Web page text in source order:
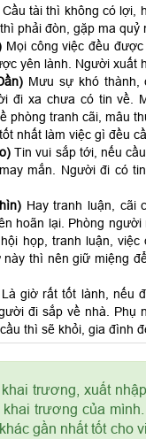
Cầu tài thì không có lợi,
phải đòn, gặp ma quỷ
Mọi công việc đều
yên lành. Người xuất
Mưu sự khó thành,
đi xa chưa có tin về.
phòng tranh cãi, mâu
nhất làm việc gì đều
Tin vui sắp tới, nếu
mắn. Người đi có
Hay tranh luận, cãi
hoãn lại. Phòng
họp, tranh luận,
thì nên giữ miệng
Là giờ rất tốt lành, nếu
đi sắp về nhà. Phụ
thì sẽ khỏi, gia đình
trương, xuất
trương của
gần nhất tốt cho